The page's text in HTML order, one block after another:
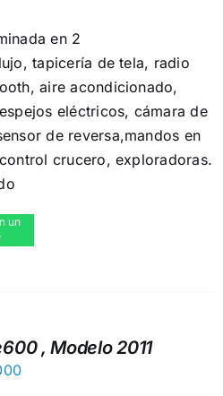
en 2
️tapicería de tela, radio
aire acondicionado,
eléctricos,️ cámara de
de reversa,️mandos en
crucero, exploradoras.
un
, Modelo 2011